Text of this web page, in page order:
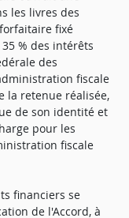
les livres des
fixé
% des intérêts
des
fiscale
la retenue réalisée,
de son identité et
pour les
fiscale
financiers se
de l'Accord, à